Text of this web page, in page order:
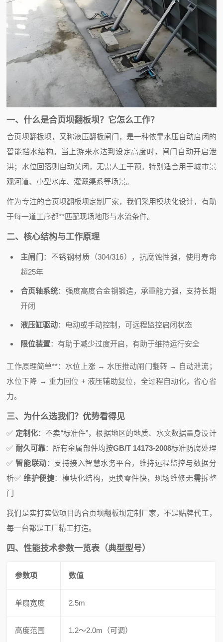
一、什么是合页坝翻板坝？它怎么工作？
合页坝翻板坝，又称液压翻板闸门，是一种依靠水压自动启闭的
智能挡水结构。当上游来水达到设定高度时，闸门自动开启泄
洪；水位回落则自动关闭，无需人工干预。特别适合用于城市景
观河道、小型水库、灌溉渠系等场景。
作为专注的合页坝翻板坝定制厂家，我们采用模块化设计，有助
于每一道工序都**匹配现场地形与水流条件。
二、核心结构与工作原理
主闸门 ：不锈钢材质（304/316），抗腐蚀性强，使用寿命
超25年
合页轴系统：强度高度合金钢锻造，承重能力强，支持长期
开闭
液压缸驱动：电动或手动控制，可远程监控启闭状态
限位装置：有助于减少过度开启，有助于维持运行安全
工作原理简单**：水位上涨 → 水压推动闸门翻转 → 自动泄流；
水位下降 → 重力回位 + 液压辅助复位，全过程自动化，省心省
力。
三、为什么选我们？优势看得见
✅ 定制化：不卖“标准件”，根据地区的地质、水文数据量身设计
✅ 耐久可靠：所有金属部件均按GB/T 14173-2008标准防腐处理
✅智能联动：支持接入智慧水务平台，维持远程监控与数据分
析✅维护便捷：模块化结构，更换零件快，现场维修无需拆整
门
我们是实打实做项目的合页坝翻板坝定制厂家，不是贴牌代工，
每一台都是工厂精工打造。
四、性能技术参数一览表（典型型号）
参数项 数值
单扇宽度 2.5m
高度范围 1.2～2.0m（可调）